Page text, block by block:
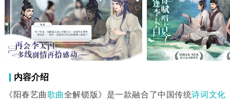
内容介绍
《阳春艺曲歌曲全解锁版》是一款融合了中国传统诗词文化